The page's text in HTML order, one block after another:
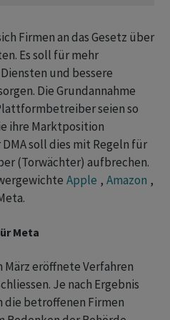
Firmen an das Gesetz über
Es soll für mehr
und bessere
Die Grundannahme
seien so
ihre Marktposition
soll dies mit Regeln für
(Torwächter) aufbrechen.
Apple , Amazon ,
Meta
März eröffnete Verfahren
Je nach Ergebnis
die betroffenen Firmen